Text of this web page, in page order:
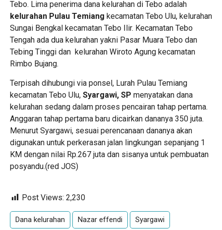
Tebo. Lima penerima dana kelurahan di Tebo adalah
kelurahan Pulau Temiang kecamatan Tebo Ulu, kelurahan
Sungai Bengkal kecamatan Tebo Ilir. Kecamatan Tebo
Tengah ada dua kelurahan yakni Pasar Muara Tebo dan
Tebing Tinggi dan kelurahan Wiroto Agung kecamatan
Rimbo Bujang.
Terpisah dihubungi via ponsel, Lurah Pulau Temiang
kecamatan Tebo Ulu, Syargawi, SP menyatakan dana
kelurahan sedang dalam proses pencairan tahap pertama.
Anggaran tahap pertama baru dicairkan dananya 350 juta.
Menurut Syargawi, sesuai perencanaan dananya akan
digunakan untuk perkerasan jalan lingkungan sepanjang 1
KM dengan nilai Rp.267 juta dan sisanya untuk pembuatan
posyandu.(red JOS)
Post Views: 2,230
Dana kelurahan Nazar effendi Syargawi